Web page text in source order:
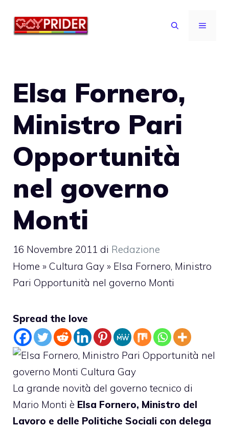
MENU
Elsa Fornero,
Ministro Pari
Opportunità
nel governo
Monti
16 Novembre 2011 di Redazione
Home » Cultura Gay » Elsa Fornero, Ministro
Pari Opportunità nel governo Monti
Spread the love
La grande novità del governo tecnico di
Mario Monti è Elsa Fornero, Ministro del
Lavoro e delle Politiche Sociali con delega